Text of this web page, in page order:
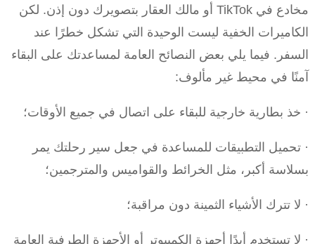
مخادع في TikTok أو مالك العقار بتصويرك دون إذن. لكن
الكاميرات الخفية ليست الوحيدة التي تشكل خطرًا عند
السفر. فيما يلي بعض النصائح العامة لمساعدتك على البقاء
آمنًا في محيط غير مألوف:
· خذ بطارية خارجية للبقاء على اتصال في جميع الأوقات؛
· تحميل التطبيقات للمساعدة في جعل سير رحلتك يمر
بسلاسة أكبر، مثل الخرائط والقواميس والمترجمين؛
· لا تترك الأشياء الثمينة دون مراقبة؛
· لا تستخدم أبدًا أجهزة الكمبيوتر أو الأجهزة الطرفية العامة